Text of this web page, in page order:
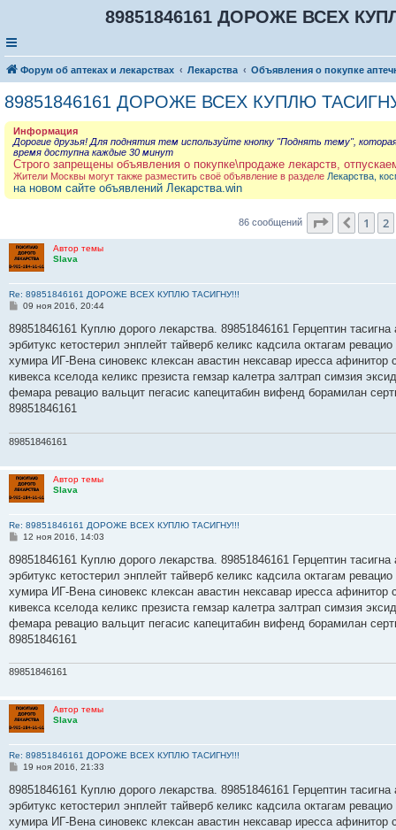
89851846161 ДОРОЖЕ ВСЕХ
Форум об аптеках и лекарствах Лекарства Объявления о покупке
89851846161 ДОРОЖЕ ВСЕХ КУПЛЮ
Информация
Дорогие друзья! Для поднятия тем используйте кнопку "Поднять тему",
время доступна каждые 30 минут
Строго запрещены объявления о покупке\продаже лекарств,
Жители Москвы могут также разместить своё объявление в разделе Лекарства,
на новом сайте объявлений Лекарства.win
86 сообщений Страница3
Пред.
1 2
Автор темы
Slava
Re: 89851846161 ДОРОЖЕ ВСЕХ КУПЛЮ ТАСИГНУ!!!
С
о
щ
е
и
е
09 ноя 2016, 20:44
89851846161 Куплю дорого лекарства. 89851846161 Герцептин
эрбитукс кетостерил энплейт тайверб келикс кадсила октагам
хумира ИГ-Вена синовекс клексан авастин нексавар иресса
кивекса кселода келикс презиста гемзар калетра залтрап симзия
фемара ревацио вальцит пегасис капецитабин вифенд борамилан
89851846161
89851846161
Автор темы
Slava
Re: 89851846161 ДОРОЖЕ ВСЕХ КУПЛЮ ТАСИГНУ!!!
С
о
щ
е
и
е
12 ноя 2016, 14:03
89851846161 Куплю дорого лекарства. 89851846161 Герцептин
эрбитукс кетостерил энплейт тайверб келикс кадсила октагам
хумира ИГ-Вена синовекс клексан авастин нексавар иресса
кивекса кселода келикс презиста гемзар калетра залтрап симзия
фемара ревацио вальцит пегасис капецитабин вифенд борамилан
89851846161
89851846161
Автор темы
Slava
Re: 89851846161 ДОРОЖЕ ВСЕХ КУПЛЮ ТАСИГНУ!!!
С
о
щ
е
19 ноя 2016, 21:33
89851846161 Куплю дорого лекарства. 89851846161 Герцептин
эрбитукс кетостерил энплейт тайверб келикс кадсила октагам
хумира ИГ-Вена синовекс клексан авастин нексавар иресса